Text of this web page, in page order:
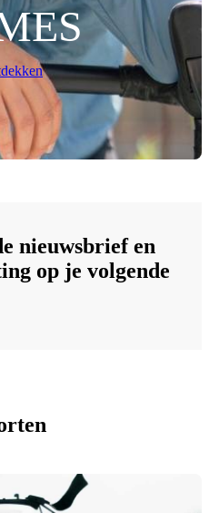
nieuwsbrief en
op je volgende